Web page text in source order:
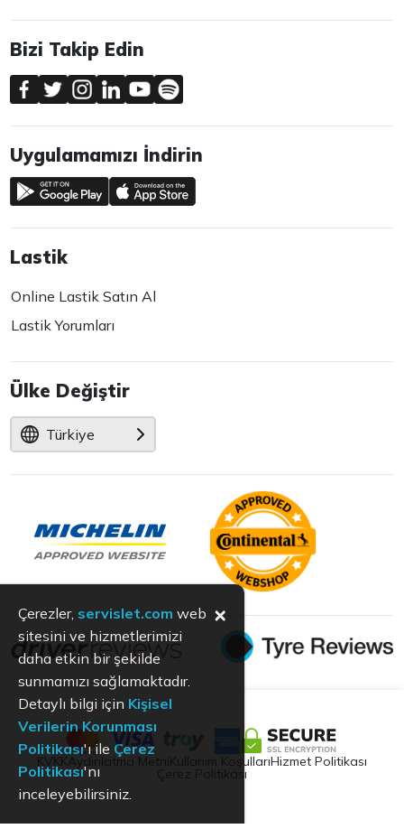
Bizi Takip Edin
Uygulamamızı İndirin
Lastik
Online Lastik Satın Al
Lastik Yorumları
Ülke Değiştir
Türkiye
Aydınlatma Metni Kullanım KoşullarıHizmet Politikası
Çerez Politikası
Çerezler, servislet.com web
sitesini ve hizmetlerimizi
daha etkin bir şekilde
sunmamızı sağlamaktadır.
Detaylı bilgi için Kişisel
Verilerin Korunması
Politikası'ı ile Çerez
Politikası'nı
inceleyebilirsiniz.
×